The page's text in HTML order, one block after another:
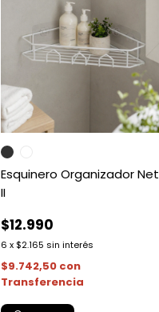
Esquinero Organizador Net
II
$12.990
6 x $2.165 sin interés
$9.742,50 con
Transferencia